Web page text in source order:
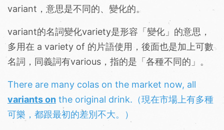
variant，意思是不同的、變化的。
variant的名詞變化variety是形容「變化」的意思，
多用在 a variety of 的片語使用，後面也是加上可數
名詞，同義詞有various，指的是「各種不同的」。
There are many colas on the market now, all
variants on the original drink.（現在市場上有多種
可樂，都跟最初的差別不大。）